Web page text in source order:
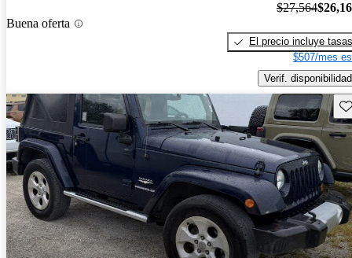
Buena oferta
$27,564
El precio incluye tasas
$507/mes
Verif. disponibilidad